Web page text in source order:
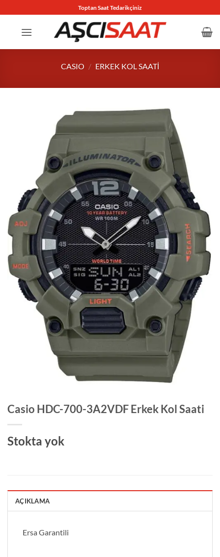
atla
Toptan Saat Tedarikçiniz
CASIO / ERKEK KOL SAATI
Casio HDC-700-3A2VDF Erkek Kol Saati
Stokta yok
AÇIKLAMA
Ersa Garantili